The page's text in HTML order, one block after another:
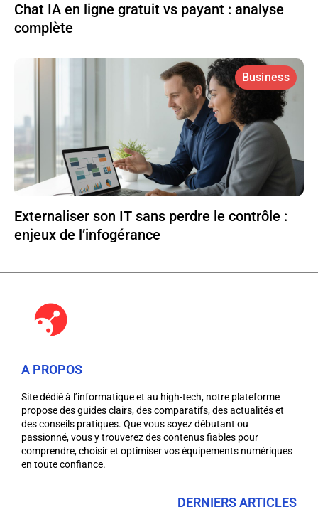
Chat IA en ligne gratuit vs payant : analyse
complète
Business
Externaliser son IT sans perdre le contrôle :
enjeux de l’infogérance
A PROPOS
Site dédié à l’informatique et au high-tech, notre plateforme
propose des guides clairs, des comparatifs, des actualités et
des conseils pratiques. Que vous soyez débutant ou
passionné, vous y trouverez des contenus fiables pour
comprendre, choisir et optimiser vos équipements numériques
en toute confiance.
DERNIERS ARTICLES